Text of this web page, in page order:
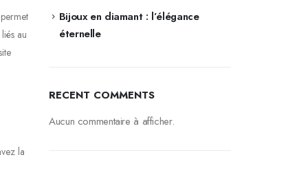
au
la
Bijoux en diamant : l’élégance
éternelle
RECENT COMMENTS
Aucun commentaire à afficher.